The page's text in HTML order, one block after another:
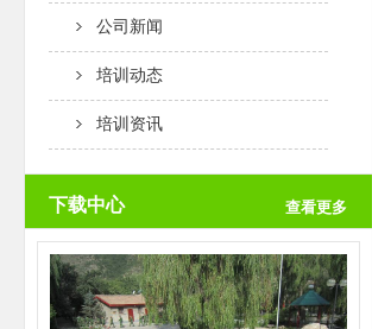
公司新闻
培训动态
培训资讯
下载中心 查看更多
团队创意是一个团队取得成功的根
本前提，而个人创意是团…